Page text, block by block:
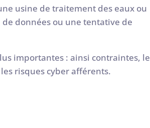
usine de traitement des eaux ou
de données ou une tentative de
importantes : ainsi contraintes,
risques cyber afférents.